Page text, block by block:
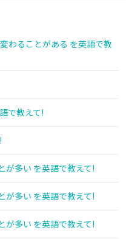
わることがある を英語で教
で教えて!
が多い を英語で教えて!
が多い を英語で教えて!
が多い を英語で教えて!